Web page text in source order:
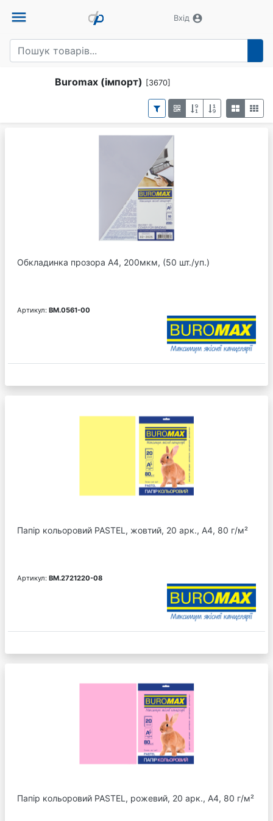
menu Вхід account_circle
Buromax (імпорт) [3670]
Обкладинка прозора А4, 200мкм, (50 шт./уп.)
Артикул: BM.0561-00
Папір кольоровий PASTEL, жовтий, 20 арк., А4, 80 г/м²
Артикул: BM.2721220-08
Папір кольоровий PASTEL, рожевий, 20 арк., А4, 80 г/м²